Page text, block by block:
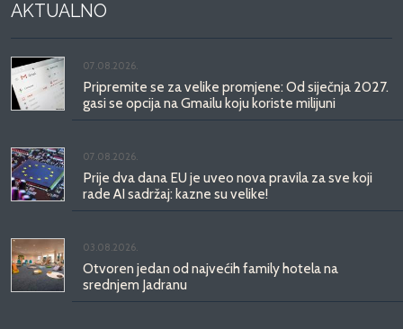
AKTUALNO
07.08.2026.
Pripremite se za velike promjene: Od siječnja 2027.
gasi se opcija na Gmailu koju koriste milijuni
07.08.2026.
Prije dva dana EU je uveo nova pravila za sve koji
rade AI sadržaj: kazne su velike!
03.08.2026.
Otvoren jedan od najvećih family hotela na
srednjem Jadranu